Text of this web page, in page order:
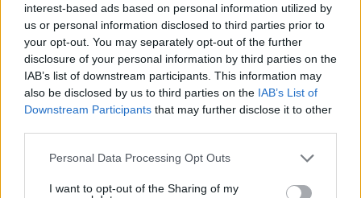
interest-based ads based on personal information utilized by
us or personal information disclosed to third parties prior to
your opt-out. You may separately opt-out of the further
disclosure of your personal information by third parties on the
IAB’s list of downstream participants. This information may
also be disclosed by us to third parties on the IAB’s List of
Downstream Participants that may further disclose it to other
Please note that this website/app uses one or more Google
not limited to your visit or usage behaviour. You may click to
Personal Data Processing Opt Outs
I want to opt-out of the Sharing of my
προανήγγειλε δύο μεγάλες εκδηλώσεις της
νεολαίας του κόμματος στα τέλη Αυγούστου,
τόσο στην Αθήνα, όσο και στη Θεσσαλονίκη,
δίνοντας ιδιαίτερη πολιτική βαρύτητα στο
νεανικό κοινό. Σε μηνιαία βάση θα συνεδριάζει
και η Πολιτική Γραμματεία του κόμματος, ενώ
χρεώσεις καθηκόντων θα υπάρξουν σε όλα τα
μέλη της, όπως και στα μέλη της Κεντρικής